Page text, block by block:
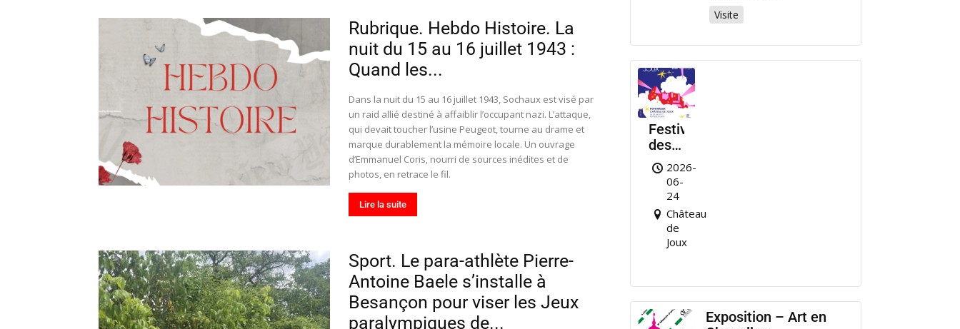
Rubrique. Hebdo Histoire. La
nuit du 15 au 16 juillet 1943 :
Quand les...
Dans la nuit du 15 au 16 juillet 1943, Sochaux est visé par
un raid allié destiné à affaiblir l’occupant nazi. L’attaque,
qui devait toucher l’usine Peugeot, tourne au drame et
marque durablement la mémoire locale. Un ouvrage
d’Emmanuel Coris, nourri de sources inédites et de
photos, en retrace le fil.
Lire la suite
Sport. Le para-athlète Pierre-
Antoine Baele s’installe à
Besançon pour viser les Jeux
paralympiques de...
Visite
Festival
des
Nuits
de
Joux
2026-
06-
24
Château
de
Joux
Exposition – Art en